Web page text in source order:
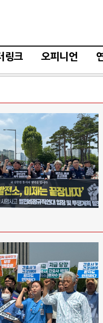
링크 오피니언
전쟁
리전의 역..
, 러시아..
까지 공..
아, 네덜란..
호르무즈
호르무즈
이란, 호
트럼프,